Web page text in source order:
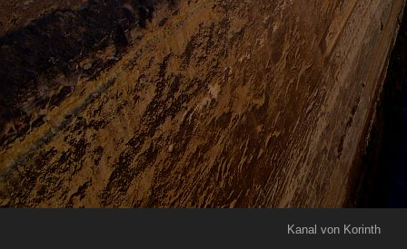
Kanal von Korinth